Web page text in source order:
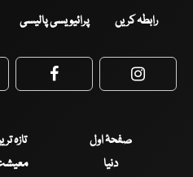
رابطہ کریں پرائیویسی پالیسی
Facebook
صفحۂ اول تازہ
دنیا